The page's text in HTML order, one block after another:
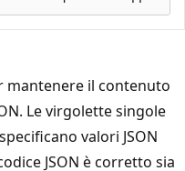
mantenere il contenuto
Le virgolette singole
valori JSON
JSON è corretto sia